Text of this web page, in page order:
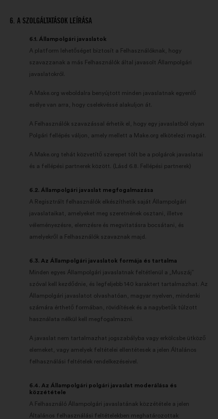
6. A SZOLGÁLTATÁSOK LEÍRÁSA
6.1. Állampolgári javaslatok
A platform lehetőséget biztosít a Felhasználóknak, hogy
szavazzanak a más Felhasználók által javasolt Állampolgári
javaslatokról.
A Make.org weboldalra benyújtott minden javaslatnak egyenlő
esélye van arra, hogy cselekvéssé alakuljon át.
A Felhasználók szavazással érhetik el, hogy egy javaslatból olyan
Polgári fellépés váljon, amely mellett a Make.org elkötelezi magát.
A Make.org tehát közvetítő szerepet tölt be a polgárok javaslatai
és a fellépési partnerek között. (Lásd 6.8. Fellépési partnerek)
6.2. Állampolgári javaslat megfogalmazása
A Regisztrált felhasználók elkészíthetik saját Állampolgári
javaslataikat, amelyeket meg szeretnének osztani, illetve
véleményezésre, elemzésre és megvitatásra bocsátani, és
amelyekről a Felhasználók szavaznak majd.
6.3. Az Állampolgári javaslatok formája és tartalma
Minden egyes Állampolgári javaslatnak feltétlenül a „Muszáj”
szóval kell kezdődnie, és legfeljebb 140 karaktert tartalmazhat. Az
Állampolgári javaslatot olvashatóan, magyar nyelven, mindenki
számára érthető formában, rövidítések és a nagybetűk túlzott
használata nélkül kell megfogalmazni.
A javaslat nem tartalmazhat jogszabályba vagy erkölcsbe ütköző
elemeket, vagy amelyek feltételei ellentétesek a jelen Általános
felhasználási feltételek rendelkezéseivel.
6.4. Az Állampolgári polgári javaslat moderálása és
közzététele
A Felhasználó Állampolgári javaslatának közzététele a jelen
Általános felhasználási feltételekben meghatározottak